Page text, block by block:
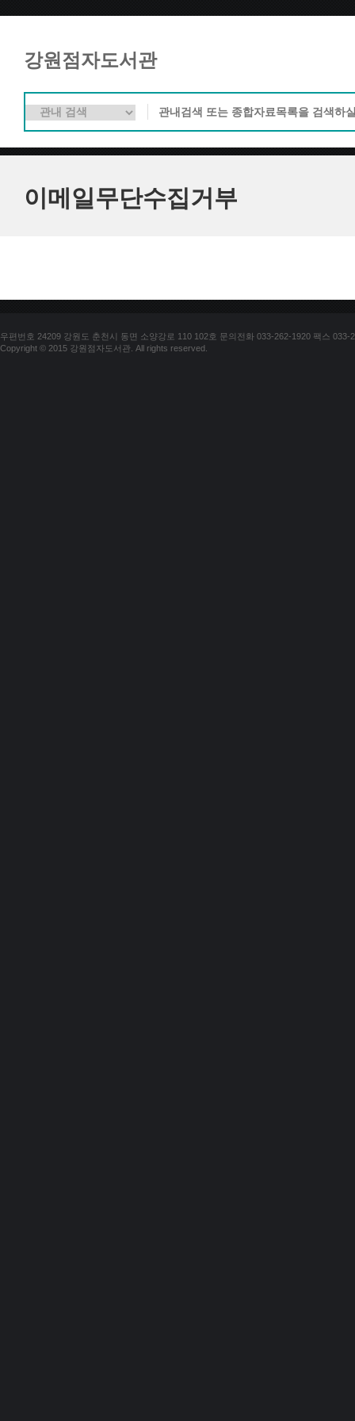
강원점자도서관
이메일무단수집거부
우편번호 24209 강원도 춘천시 동면 소양강로 110 102호 문의전화 033-262-1920 팩스 033-
Copyright © 2015 강원점자도서관. All rights reserved.